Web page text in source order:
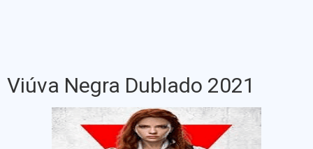
Viúva Negra Dublado 2021